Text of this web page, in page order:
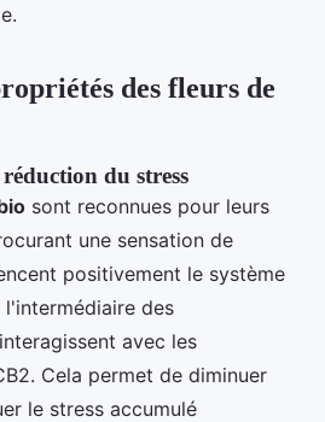
des fleurs de
du stress
sont reconnues pour leurs
une sensation de
positivement le système
des
avec les
Cela permet de diminuer
le stress accumulé